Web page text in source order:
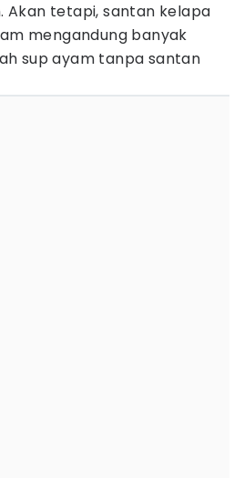
Akan tetapi, santan kelapa
mengandung banyak
sup ayam tanpa santan